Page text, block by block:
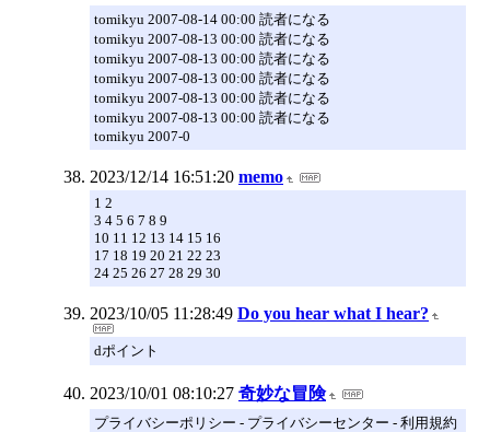
tomikyu 2007-08-14 00:00 読者になる
tomikyu 2007-08-13 00:00 読者になる
tomikyu 2007-08-13 00:00 読者になる
tomikyu 2007-08-13 00:00 読者になる
tomikyu 2007-08-13 00:00 読者になる
tomikyu 2007-08-13 00:00 読者になる
tomikyu 2007-0
2023/12/14 16:51:20 memo
1 2
3 4 5 6 7 8 9
10 11 12 13 14 15 16
17 18 19 20 21 22 23
24 25 26 27 28 29 30
2023/10/05 11:28:49 Do you hear what I hear?
dポイント
2023/10/01 08:10:27 奇妙な冒険
プライバシーポリシー - プライバシーセンター - 利用規約